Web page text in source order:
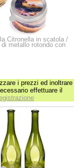
Citronella in scatola /
di metallo rotondo con
i prezzi ed inoltrare
effettuare il